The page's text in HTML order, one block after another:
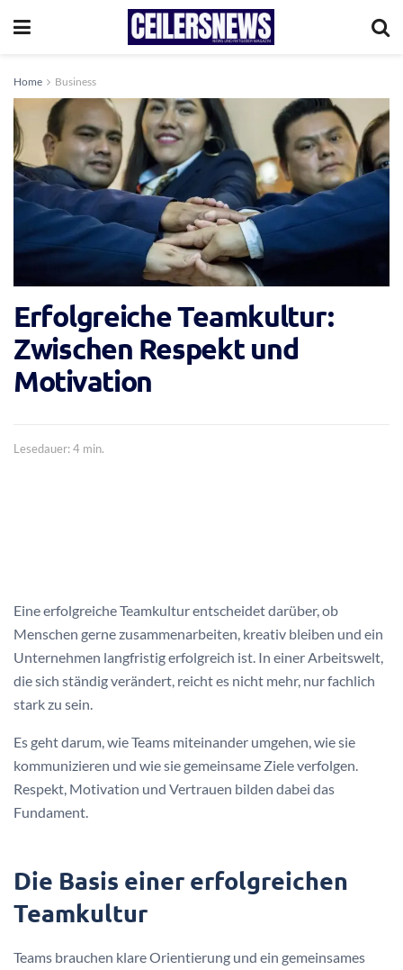
Home Business
Erfolgreiche Teamkultur:
Zwischen Respekt und
Motivation
Lesedauer: 4 min.
Eine erfolgreiche Teamkultur entscheidet darüber, ob
Menschen gerne zusammenarbeiten, kreativ bleiben und ein
Unternehmen langfristig erfolgreich ist. In einer Arbeitswelt,
die sich ständig verändert, reicht es nicht mehr, nur fachlich
stark zu sein.
Es geht darum, wie Teams miteinander umgehen, wie sie
kommunizieren und wie sie gemeinsame Ziele verfolgen.
Respekt, Motivation und Vertrauen bilden dabei das
Fundament.
Die Basis einer erfolgreichen
Teamkultur
Teams brauchen klare Orientierung und ein gemeinsames